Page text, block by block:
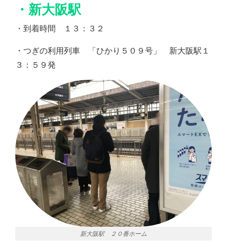
・新大阪駅
・到着時間 １３：３２
・つぎの利用列車 「ひかり５０９号」 新大阪駅１
３：５９発
新大阪駅 ２０番ホーム